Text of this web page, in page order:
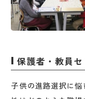
保護者・教員
子供の進路選択に